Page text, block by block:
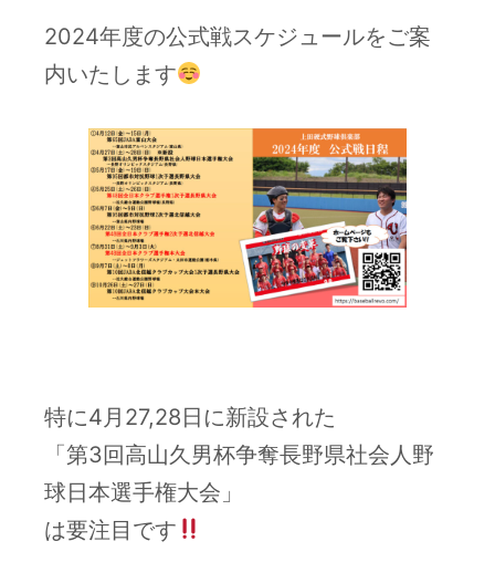
2024年度の公式戦スケジュールをご案
内いたします
特に4月27,28日に新設された
「第3回高山久男杯争奪長野県社会人野
球日本選手権大会」
は要注目です